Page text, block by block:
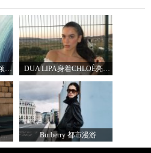
Balance is Love“珍”爱同频 耀启七夕 TASA DUA LIPA身着CHLOÉ亮相 2026 SUNNY HILL 音乐节
LONGCHAMP「珑骧」全新LE CADENCE 系列 奏响法 Burberry 都市漫游